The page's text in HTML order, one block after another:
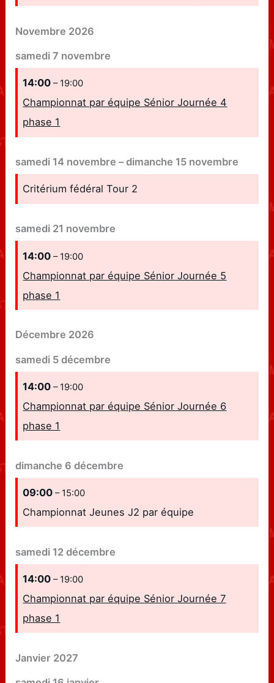
Novembre 2026
samedi 7 novembre
14:00– 19:00
Championnat par équipe Sénior Journée 4
phase 1
samedi 14 novembre –dimanche 15 novembre
Critérium fédéral Tour 2
samedi 21 novembre
14:00– 19:00
Championnat par équipe Sénior Journée 5
phase 1
Décembre 2026
samedi 5 décembre
14:00– 19:00
Championnat par équipe Sénior Journée 6
phase 1
dimanche 6 décembre
09:00– 15:00
Championnat Jeunes J2 par équipe
samedi 12 décembre
14:00– 19:00
Championnat par équipe Sénior Journée 7
phase 1
Janvier 2027